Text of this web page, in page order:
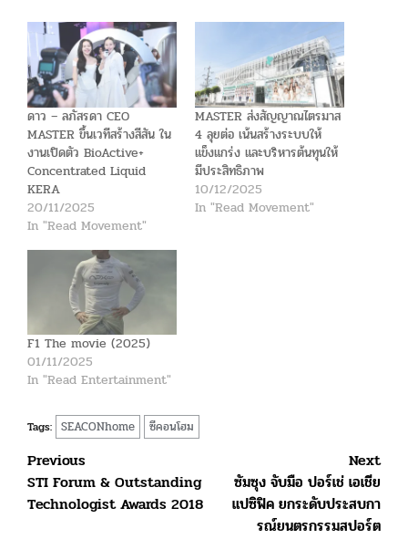
ดาว – ลภัสรดา CEO
MASTER ขึ้นเวทีสร้างสีสัน ใน
งานเปิดตัว BioActive+
Concentrated Liquid
KERA
20/11/2025
In "Read Movement"
MASTER ส่งสัญญาณไตรมาส
4 ลุยต่อ เน้นสร้างระบบให้
แข็งแกร่ง และบริหารต้นทุนให้
มีประสิทธิภาพ
10/12/2025
In "Read Movement"
F1 The movie (2025)
01/11/2025
In "Read Entertainment"
Tags: SEACONhome ซีคอนโฮม
Post
navigation
Previous
STI Forum & Outstanding
Technologist Awards 2018
Next
ซัมซุง จับมือ ปอร์เช่ เอเชีย
แปซิฟิค ยกระดับประสบกา
รณ์ยนตรกรรมสปอร์ต